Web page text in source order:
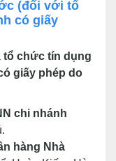
(đối với tổ
có giấy
tổ chức tín dụng
giấy phép do
chi nhánh
hàng Nhà